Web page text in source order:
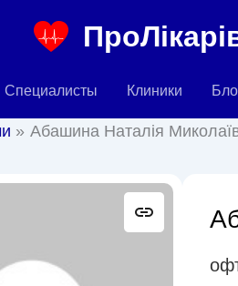
Специалисты Клиники
Абашина Наталія